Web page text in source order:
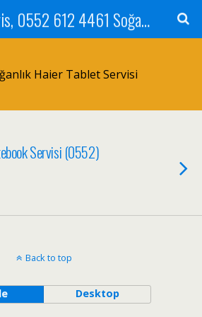
Teknik Servis, 0552 612 4461 Soğanlık Bilgisayar Teknik Servisi ve Tamiri
Haier Tablet Servisi
Servisi (0552)
Back to top
Desktop